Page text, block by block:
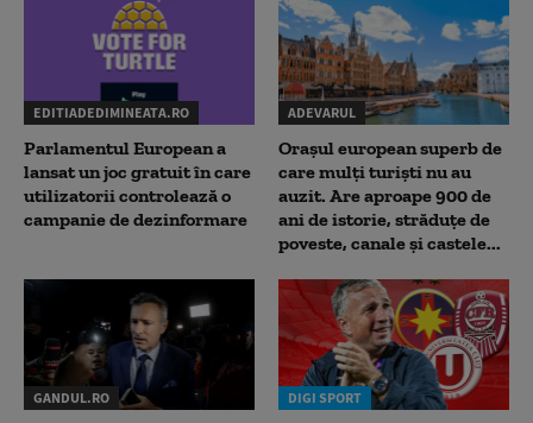
EDITIADEDIMINEATA.RO
Parlamentul European a
lansat un joc gratuit în care
utilizatorii controlează o
campanie de dezinformare
ADEVARUL
Orașul european superb de
care mulți turiști nu au
auzit. Are aproape 900 de
ani de istorie, străduțe de
poveste, canale și castele...
GANDUL.RO DIGI SPORT